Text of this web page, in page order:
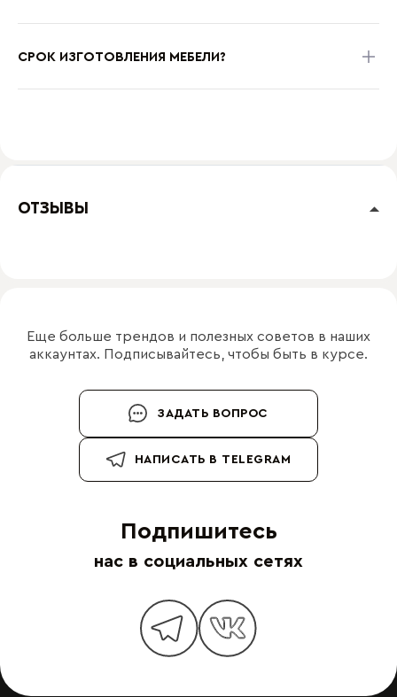
СРОК ИЗГОТОВЛЕНИЯ МЕБЕЛИ?
ОТЗЫВЫ
Еще больше трендов и полезных советов в наших
аккаунтах. Подписывайтесь, чтобы быть в курсе.
ЗАДАТЬ ВОПРОС
НАПИСАТЬ В TELEGRAM
Подпишитесь
нас в социальных сетях